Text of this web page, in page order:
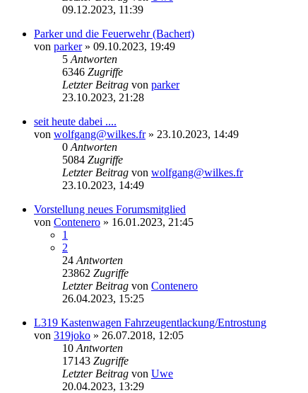
09.12.2023, 11:39
Parker und die Feuerwehr (Bachert)
von parker» 09.10.2023, 19:49
5 Antworten
6346 Zugriffe
Letzter Beitrag von parker
23.10.2023, 21:28
seit heute dabei ....
von wolfgang@wilkes.fr» 23.10.2023, 14:49
0 Antworten
5084 Zugriffe
Letzter Beitrag von wolfgang@wilkes.fr
23.10.2023, 14:49
Vorstellung neues Forumsmitglied
von Contenero » 16.01.2023, 21:45
1
2
24 Antworten
23862 Zugriffe
Letzter Beitrag von Contenero
26.04.2023, 15:25
L319 Kastenwagen Fahrzeugentlackung/Entrostung
von 319joko » 26.07.2018, 12:05
10 Antworten
17143 Zugriffe
Letzter Beitrag von Uwe
20.04.2023, 13:29